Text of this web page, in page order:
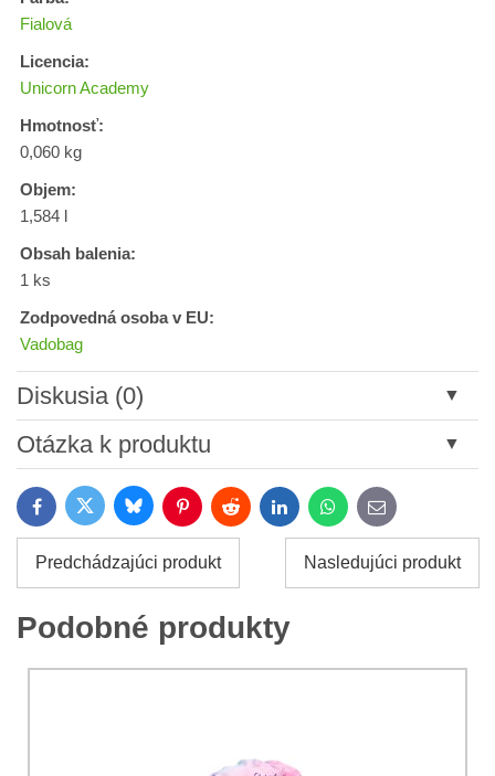
Fialová
Licencia:
Unicorn Academy
Hmotnosť:
0,060 kg
Objem:
1,584 l
Obsah balenia:
1 ks
Zodpovedná osoba v EU:
Vadobag
Diskusia (0)
Nový komentár
Názov:
Meno:*
Otázka k produktu
*
Váš e-mail:*
FacebookTwitter BlueskyPinterestReddit LinkedInWhatsApp
E-
mail
Predchádzajúci produkt Nasledujúci produkt
Podobné produkty